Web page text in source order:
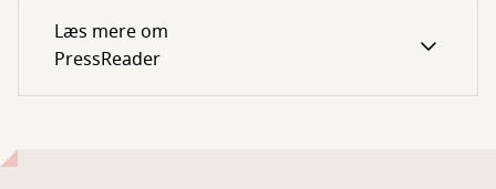
Læs mere om
PressReader